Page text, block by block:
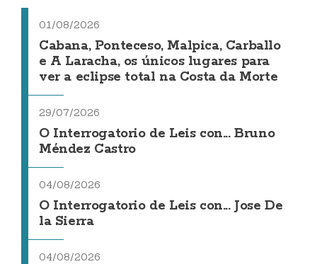
01/08/2026
Cabana, Ponteceso, Malpica, Carballo
e A Laracha, os únicos lugares para
ver a eclipse total na Costa da Morte
29/07/2026
O Interrogatorio de Leis con... Bruno
Méndez Castro
04/08/2026
O Interrogatorio de Leis con... Jose De
la Sierra
04/08/2026